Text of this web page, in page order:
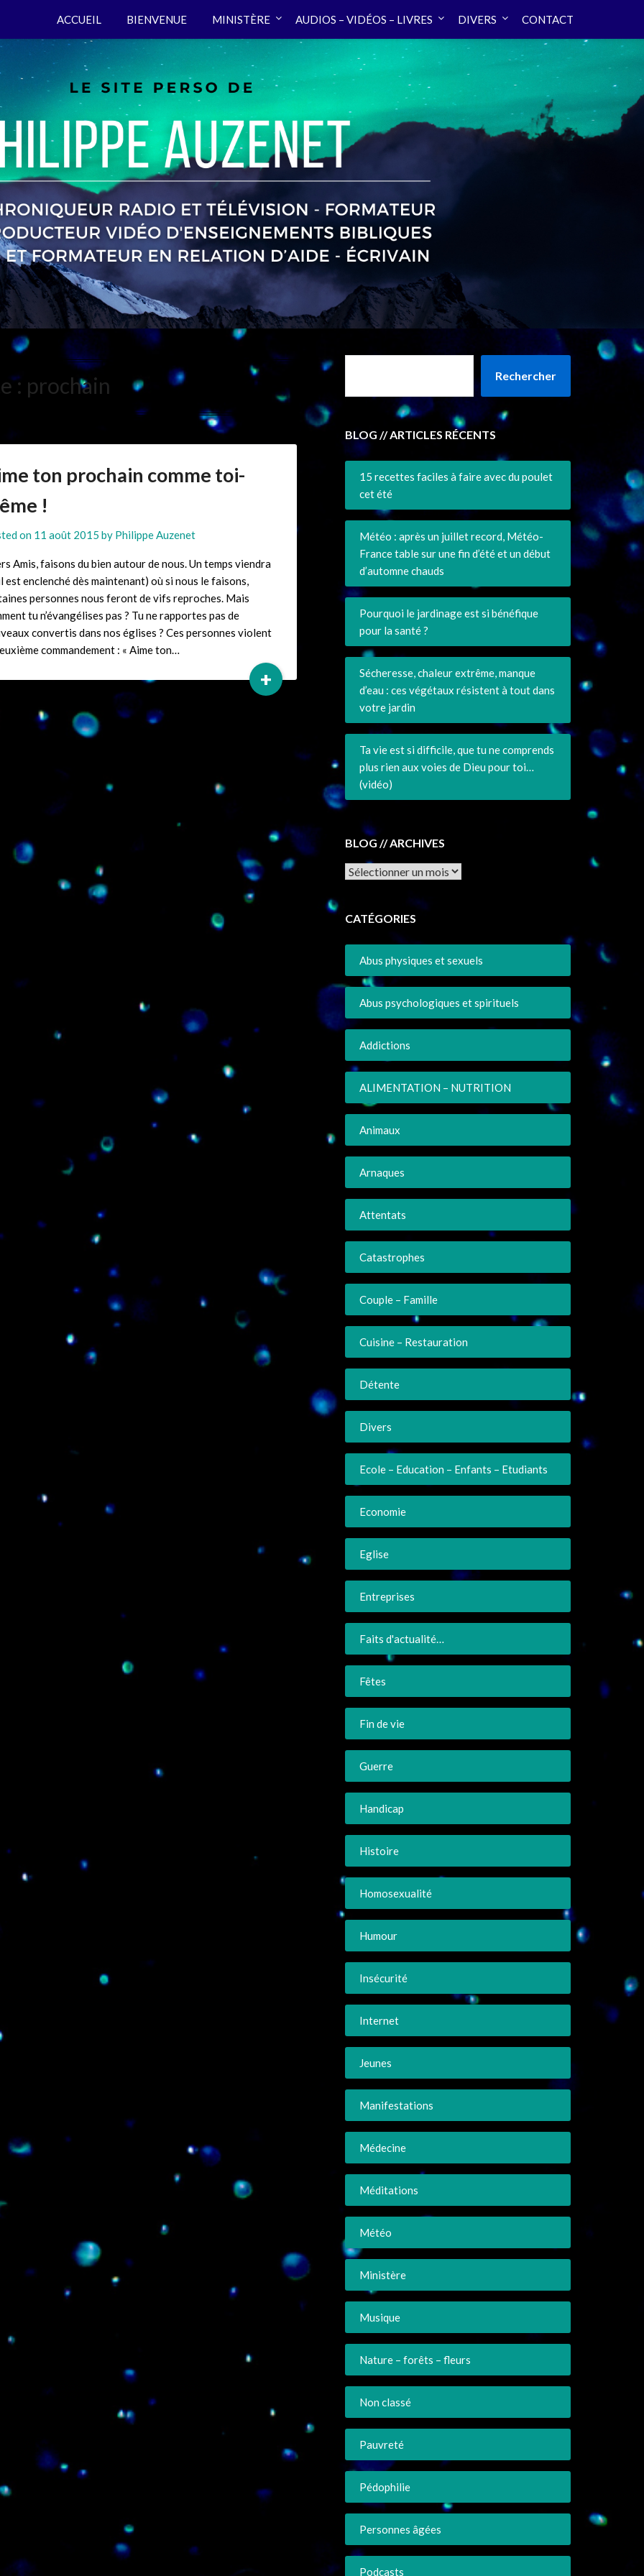
ACCUEIL BIENVENUE MINISTÈRE AUDIOS – VIDÉOS – LIVRES DIVERS CONTACT
: prochain
ton prochain comme toi-
!
on 11 août 2015 by Philippe Auzenet
Amis, faisons du bien autour de nous. Un temps viendra
est enclenché dès maintenant) où si nous le faisons,
personnes nous feront de vifs reproches. Mais
tu n’évangélises pas ? Tu ne rapportes pas de
convertis dans nos églises ? Ces personnes violent
commandement : « Aime ton…
+
Rechercher
BLOG // ARTICLES RÉCENTS
15 recettes faciles à faire avec du poulet
cet été
Météo : après un juillet record, Météo-
France table sur une fin d’été et un début
d’automne chauds
Pourquoi le jardinage est si bénéfique
pour la santé ?
Sécheresse, chaleur extrême, manque
d’eau : ces végétaux résistent à tout dans
votre jardin
Ta vie est si difficile, que tu ne comprends
plus rien aux voies de Dieu pour toi…
(vidéo)
BLOG // ARCHIVES
Archives
CATÉGORIES
Abus physiques et sexuels
Abus psychologiques et spirituels
Addictions
ALIMENTATION – NUTRITION
Animaux
Arnaques
Attentats
Catastrophes
Couple – Famille
Cuisine – Restauration
Détente
Divers
Ecole – Education – Enfants – Etudiants
Economie
Eglise
Entreprises
Faits d'actualité…
Fêtes
Fin de vie
Guerre
Handicap
Histoire
Homosexualité
Humour
Insécurité
Internet
Jeunes
Manifestations
Médecine
Méditations
Météo
Ministère
Musique
Nature – forêts – fleurs
Non classé
Pauvreté
Pédophilie
Personnes âgées
Podcasts